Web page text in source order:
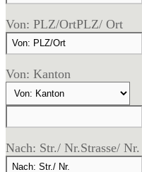
Von: PLZ/OrtPLZ/ Ort
Von: Kanton
Nach: Str./ Nr.Strasse/ Nr.